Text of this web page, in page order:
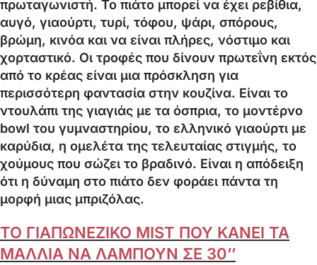
πρωταγωνιστή. Το πιάτο μπορεί να έχει ρεβίθια,
αυγό, γιαούρτι, τυρί, τόφου, ψάρι, σπόρους,
βρώμη, κινόα και να είναι πλήρες, νόστιμο και
χορταστικό. Οι τροφές που δίνουν πρωτεΐνη εκτός
από το κρέας είναι μια πρόσκληση για
περισσότερη φαντασία στην κουζίνα. Είναι το
ντουλάπι της γιαγιάς με τα όσπρια, το μοντέρνο
bowl του γυμναστηρίου, το ελληνικό γιαούρτι με
καρύδια, η ομελέτα της τελευταίας στιγμής, το
χούμους που σώζει το βραδινό. Είναι η απόδειξη
ότι η δύναμη στο πιάτο δεν φοράει πάντα τη
μορφή μιας μπριζόλας.
ΤΟ ΓΙΑΠΩΝΕΖΙΚΟ MIST ΠΟΥ ΚΑΝΕΙ ΤΑ
ΜΑΛΛΙΑ ΝΑ ΛΑΜΠΟΥΝ ΣΕ 30’’